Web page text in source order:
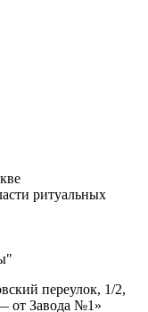
ритуальных
переулок, 1/2,
от Завода №1»